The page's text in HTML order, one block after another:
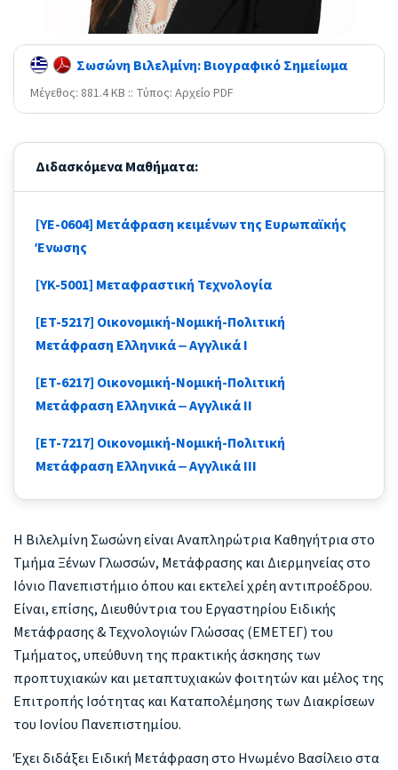
Σωσώνη Βιλελμίνη: Βιογραφικό Σημείωμα
Mέγεθος: 881.4 KB :: Τύπος: Αρχείο PDF
Διδασκόμενα Μαθήματα:
[YE-0604] Μετάφραση κειμένων της Ευρωπαϊκής
Ένωσης
[YK-5001] Μεταφραστική Τεχνολογία
[ET-5217] Οικονομική-Νομική-Πολιτική
Μετάφραση Ελληνικά ‒ Αγγλικά Ι
[ET-6217] Οικονομική-Νομική-Πολιτική
Μετάφραση Ελληνικά ‒ Αγγλικά II
[ET-7217] Οικονομική-Νομική-Πολιτική
Μετάφραση Ελληνικά ‒ Αγγλικά III
Η Βιλελμίνη Σωσώνη είναι Αναπληρώτρια Καθηγήτρια στο
Τμήμα Ξένων Γλωσσών, Μετάφρασης και Διερμηνείας στο
Ιόνιο Πανεπιστήμιο όπου και εκτελεί χρέη αντιπροέδρου.
Είναι, επίσης, Διευθύντρια του Εργαστηρίου Ειδικής
Μετάφρασης & Τεχνολογιών Γλώσσας (ΕΜΕΤΕΓ) του
Τμήματος, υπεύθυνη της πρακτικής άσκησης των
προπτυχιακών και μεταπτυχιακών φοιτητών και μέλος της
Επιτροπής Ισότητας και Καταπολέμησης των Διακρίσεων
του Ιονίου Πανεπιστημίου.
Έχει διδάξει Ειδική Μετάφραση στο Ηνωμένο Βασίλειο στα